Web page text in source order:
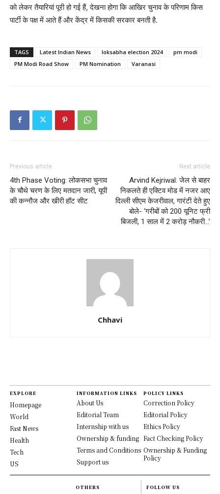
को लेकर तैयारियां पूरी हो गई हैं, देखना होगा कि आखिर चुनाव के परिणाम किस
पार्टी के पक्ष में आते हैं और केंद्र में किसकी सरकार बनती है.
TAGS Latest Indian News loksabha election 2024
pm modi
PM Modi Road Show
PM Nomination Varanasi
Previous article
4th Phase Voting: लोकसभा चुनाव
के चौथे चरण के लिए मतदान जारी, यूपी
की कन्नौज और खीरी हॉट सीट
Next article
Arvind Kejriwal: जेल से बाहर
निकलते ही एक्टिव मोड में नजर आए
दिल्ली सीएम केजरीवाल, गारंटी देते हुए
बोले- ‘गरीबों को 200 यूनिट फ्री
बिजली, 1 साल में 2 करोड़ नौकरी…’
Chhavi
EXPLORE
Homepage
World
Fast News
Health
Tech
US
INFORMATION LINKS
About Us
Editorial Team
Internship with us
Ownership & funding
Terms and Conditions
Support us
POLICY LINKS
Correction Policy
Editorial Policy
Ethics Policy
Fact Checking Policy
Ownership & Funding
Policy
OTHERS FOLLOW US